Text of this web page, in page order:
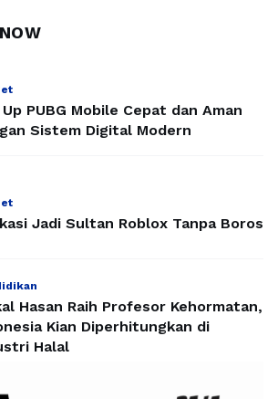
Up PUBG Mobile Cepat dan Aman
Sistem Digital Modern
Jadi Sultan Roblox Tanpa Boros
Hasan Raih Profesor Kehormatan,
Kian Diperhitungkan di
Halal